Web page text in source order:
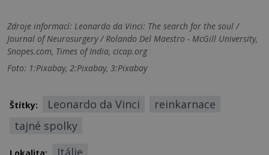
Zdroje informací: Leonardo da Vinci: The search for the soul /
Journal of Neurosurgery / Rolando Del Maestro - McGill University,
Snopes.com, Times of India, cicap.org
Foto: 1:Pixabay, 2:Pixabay, 3:Pixabay
Štítky: Leonardo da Vinci
reinkarnace
tajné spolky
Itálie